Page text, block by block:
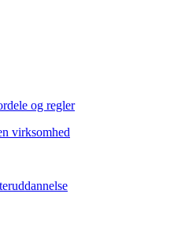
og regler
virksomhed